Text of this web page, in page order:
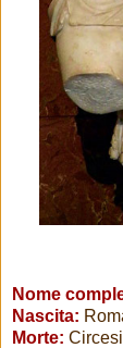
Nome
Nascita:
Morte: